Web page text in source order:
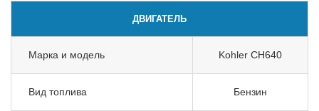
ДВИГАТЕЛЬ
Марка и модель Kohler CH640
Вид топлива Бензин